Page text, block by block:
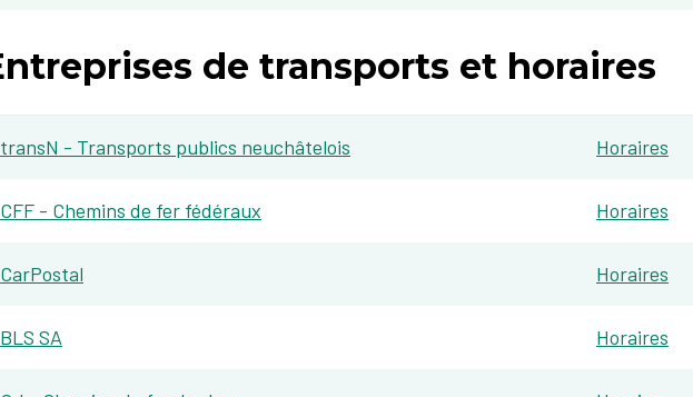
de transports et horaires
transN - Transports publics neuchâtelois ​Horaires
CFF - Chemins de fer fédéraux​ Horaires
CarPostal Horaires​
BLS SA Horaires​